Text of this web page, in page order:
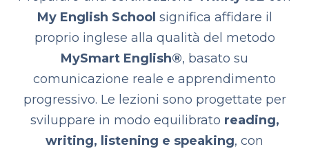
My English School significa affidare il
proprio inglese alla qualità del metodo
MySmart English®, basato su
comunicazione reale e apprendimento
progressivo. Le lezioni sono progettate per
sviluppare in modo equilibrato reading,
writing, listening e speaking, con